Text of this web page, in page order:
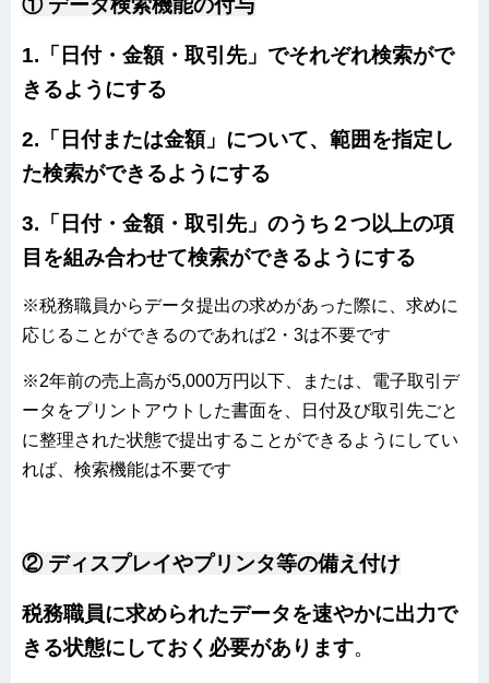
① データ検索機能の付与
1.「日付・金額・取引先」でそれぞれ検索がで
きるようにする
2.「日付または金額」について、範囲を指定し
た検索ができるようにする
3.「日付・金額・取引先」のうち２つ以上の項
目を組み合わせて検索ができるようにする
※税務職員からデータ提出の求めがあった際に、求めに
応じることができるのであれば2・3は不要です
※2年前の売上高が5,000万円以下、または、電子取引デ
ータをプリントアウトした書面を、日付及び取引先ごと
に整理された状態で提出することができるようにしてい
れば、検索機能は不要です
② ディスプレイやプリンタ等の備え付け
税務職員に求められたデータを速やかに出力で
きる状態にしておく必要があります。